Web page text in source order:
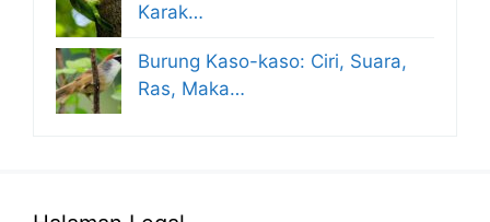
Karak…
Burung Kaso-kaso: Ciri, Suara,
Ras, Maka…